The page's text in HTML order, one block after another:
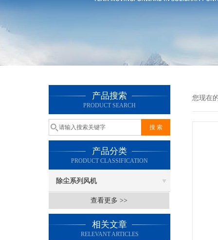
产品搜索
PRODUCT SEARCH
产品分类
PRODUCT CLASSIFICATION
除尘系列风机
查看更多 >>
相关文章
RELEVANT ARTICLES
您现在